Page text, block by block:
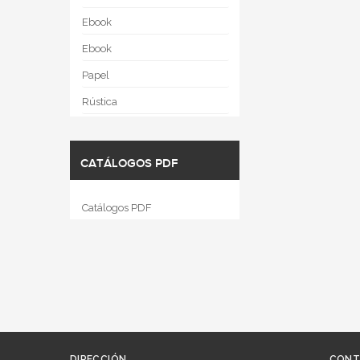
Ebook
Ebook
Papel
Rústica
CATÁLOGOS PDF
Catálogos PDF